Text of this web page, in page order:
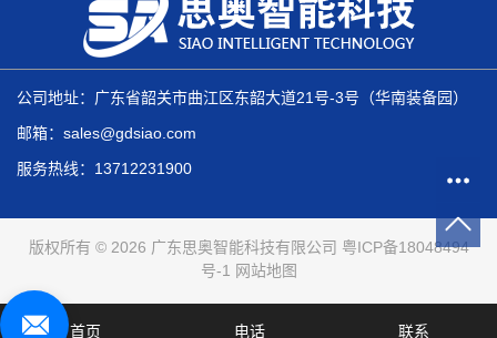
公司地址：广东省韶关市曲江区东韶大道21号-3号（华南装备园）
邮箱：sales@gdsiao.com
服务热线：13712231900
版权所有 © 2026 广东思奥智能科技有限公司 粤ICP备18048494
号-1 网站地图
技术支持：华商网络
首页 电话 联系